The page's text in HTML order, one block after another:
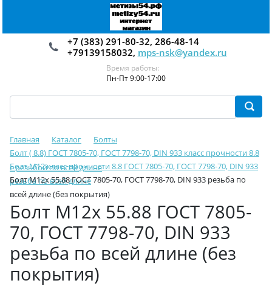
+7 (383) 291-80-32, 286-48-14
+79139158032, mps-nsk@yandex.ru
Время работы:
Пн-Пт 9:00-17:00
Главная Каталог
Болты
Болт ( 8.8) ГОСТ 7805-70, ГОСТ 7798-70, DIN 933 класс прочности 8.8
с резьбой по всей длине
Болт М12 класс прочности 8.8 ГОСТ 7805-70, ГОСТ 7798-70, DIN 933
резьба по всей длине
Болт М12х 55.88 ГОСТ 7805-70, ГОСТ 7798-70, DIN 933 резьба по
всей длине (без покрытия)
Болт М12х 55.88 ГОСТ 7805-
70, ГОСТ 7798-70, DIN 933
резьба по всей длине (без
покрытия)